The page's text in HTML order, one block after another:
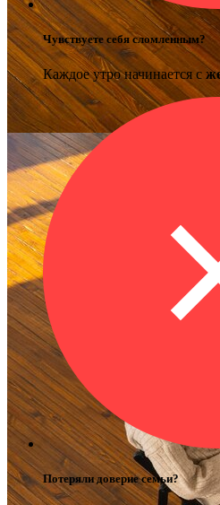
Чувствуете себя сломленным?
Каждое утро начинается с
Потеряли доверие семьи?